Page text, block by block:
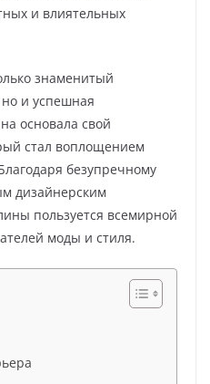
и влиятельных
знаменитый
но и успешная
основала свой
стал воплощением
безупречному
дизайнерским
пользуется всемирной
моды и стиля.